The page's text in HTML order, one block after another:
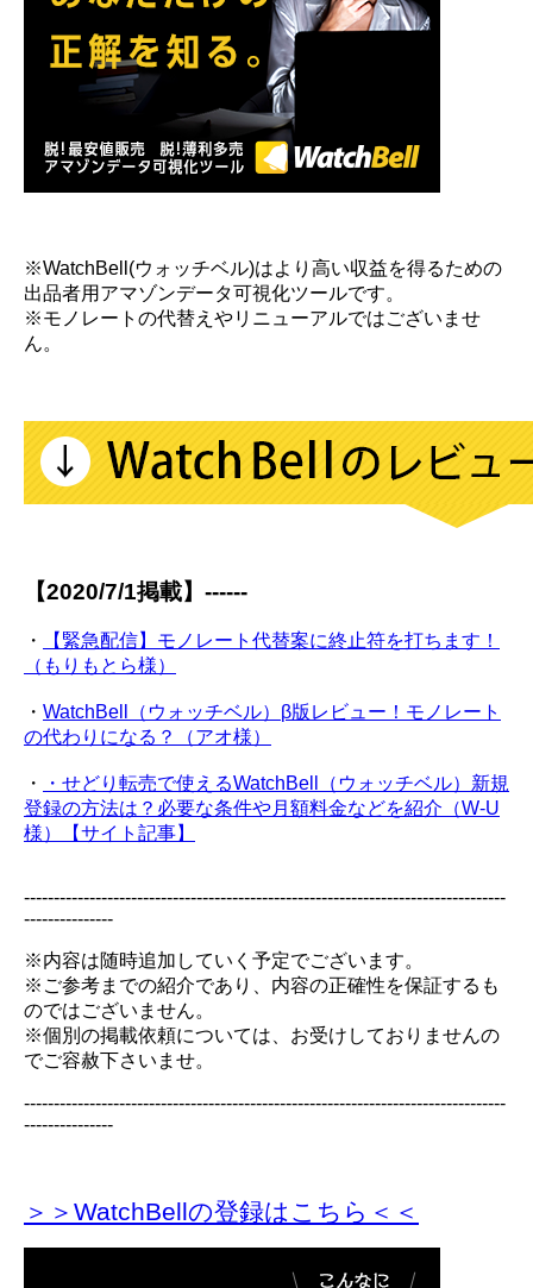
※WatchBell(ウォッチベル)はより高い収益を得るための
出品者用アマゾンデータ可視化ツールです。
※モノレートの代替えやリニューアルではございませ
ん。
【2020/7/1掲載】------
・
【緊急配信】モノレート代替案に終止符を打ちます！
（もりもとら様）
・ WatchBell（ウォッチベル）β版レビュー！モノレート
の代わりになる？（アオ様）
・
・せどり転売で使えるWatchBell（ウォッチベル）新規
登録の方法は？必要な条件や月額料金などを紹介（W-U
様）【サイト記事】
---------------------------------------------------------------------------------
---------------
※内容は随時追加していく予定でございます。
※ご参考までの紹介であり、内容の正確性を保証するも
のではございません。
※個別の掲載依頼については、お受けしておりませんの
でご容赦下さいませ。
---------------------------------------------------------------------------------
---------------
＞＞WatchBellの登録はこちら＜＜